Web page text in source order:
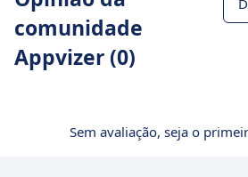
comunidade
Appvizer (0)
Sem avaliação, seja o